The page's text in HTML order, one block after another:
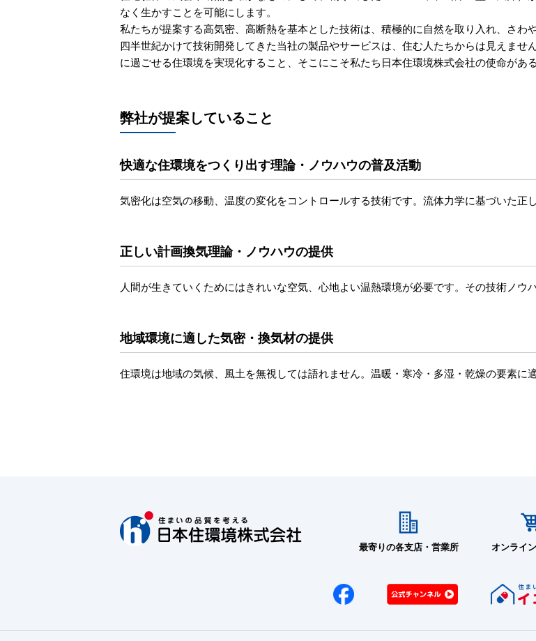
なく生かすことを可能にします。
私たちが提案する高気密、高断熱を基本とした技術は、積極的に自然を取り入れ、さわ
四半世紀かけて技術開発してきた当社の製品やサービスは、住む人たちからは見えま
に過ごせる住環境を実現化すること、そこにこそ私たち日本住環境株式会社の使命があ
弊社が提案していること
快適な住環境をつくり出す理論・ノウハウの普及活動
気密化は空気の移動、温度の変化をコントロールする技術です。流体力学に基づいた正
正しい計画換気理論・ノウハウの提供
人間が生きていくためにはきれいな空気、心地よい温熱環境が必要です。その技術ノウ
地域環境に適した気密・換気材の提供
住環境は地域の気候、風土を無視しては語れません。温暖・寒冷・多湿・乾燥の要素に
最寄りの各支店・営業所 オンライ